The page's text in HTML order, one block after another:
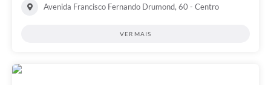
Avenida Francisco Fernando Drumond, 60 - Centro
VER MAIS